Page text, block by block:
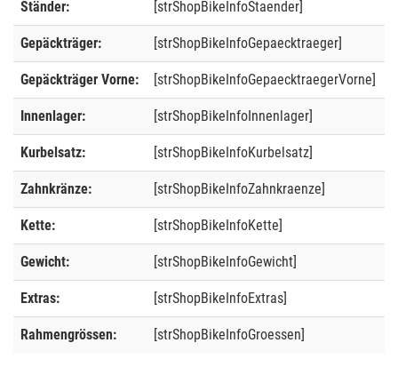
Ständer: [strShopBikeInfoStaender]
Gepäckträger: [strShopBikeInfoGepaecktraeger]
Gepäckträger Vorne: [strShopBikeInfoGepaecktraegerVorne]
Innenlager: [strShopBikeInfoInnenlager]
Kurbelsatz: [strShopBikeInfoKurbelsatz]
Zahnkränze: [strShopBikeInfoZahnkraenze]
Kette: [strShopBikeInfoKette]
Gewicht: [strShopBikeInfoGewicht]
Extras: [strShopBikeInfoExtras]
Rahmengrössen: [strShopBikeInfoGroessen]